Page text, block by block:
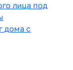
лица под
дома с